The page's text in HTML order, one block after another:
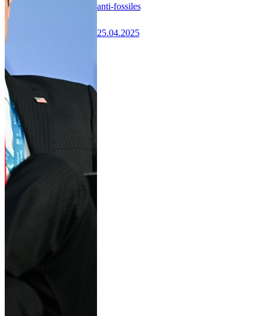
anti-fossiles
25.04.2025